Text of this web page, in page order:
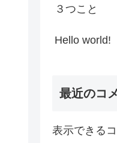
３つこと
Hello world!
最近のコ
表示できる